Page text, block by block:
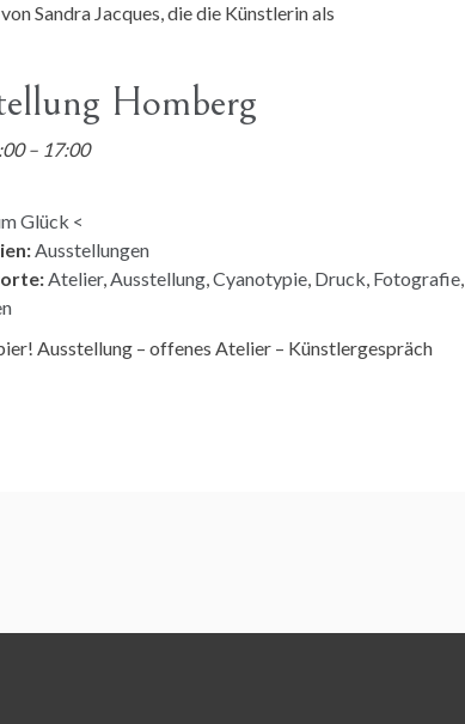
Sandra Jacques, die die Künstlerin als
Homberg
– 17:00
Glück <
Ausstellungen
Atelier,Ausstellung,Cyanotypie, Druck, Fotografie,
Ausstellung – offenes Atelier – Künstlergespräch